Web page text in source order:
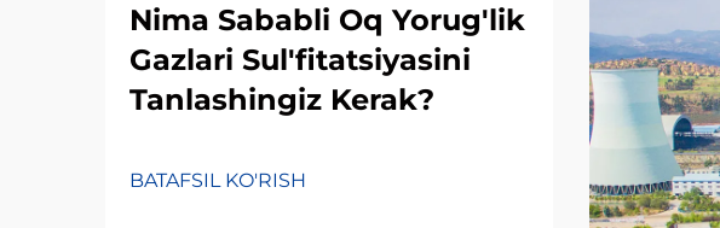
Nima Sababli Oq Yorug'lik
Gazlari Sul'fitatsiyasini
Tanlashingiz Kerak?
BATAFSIL KO'RISH